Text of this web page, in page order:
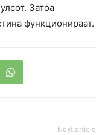
Затоа
функционираат.
Next article